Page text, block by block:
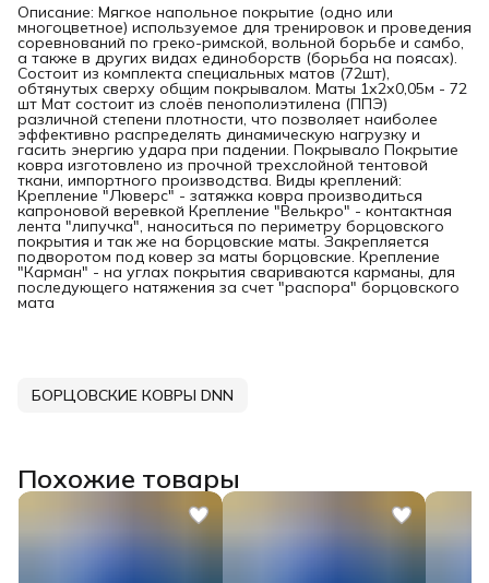
Описание: Мягкое напольное покрытие (одно или
многоцветное) используемое для тренировок и проведения
соревнований по греко-римской, вольной борьбе и самбо,
а также в других видах единоборств (борьба на поясах).
Состоит из комплекта специальных матов (72шт),
обтянутых сверху общим покрывалом. Маты 1х2х0,05м - 72
шт Мат состоит из слоёв пенополиэтилена (ППЭ)
различной степени плотности, что позволяет наиболее
эффективно распределять динамическую нагрузку и
гасить энергию удара при падении. Покрывало Покрытие
ковра изготовлено из прочной трехслойной тентовой
ткани, импортного производства. Виды креплений:
Крепление "Люверс" - затяжка ковра производиться
капроновой веревкой Крепление "Велькро" - контактная
лента "липучка", наноситься по периметру борцовского
покрытия и так же на борцовские маты. Закрепляется
подворотом под ковер за маты борцовские. Крепление
"Карман" - на углах покрытия свариваются карманы, для
последующего натяжения за счет "распора" борцовского
мата
БОРЦОВСКИЕ КОВРЫ DNN
Похожие товары